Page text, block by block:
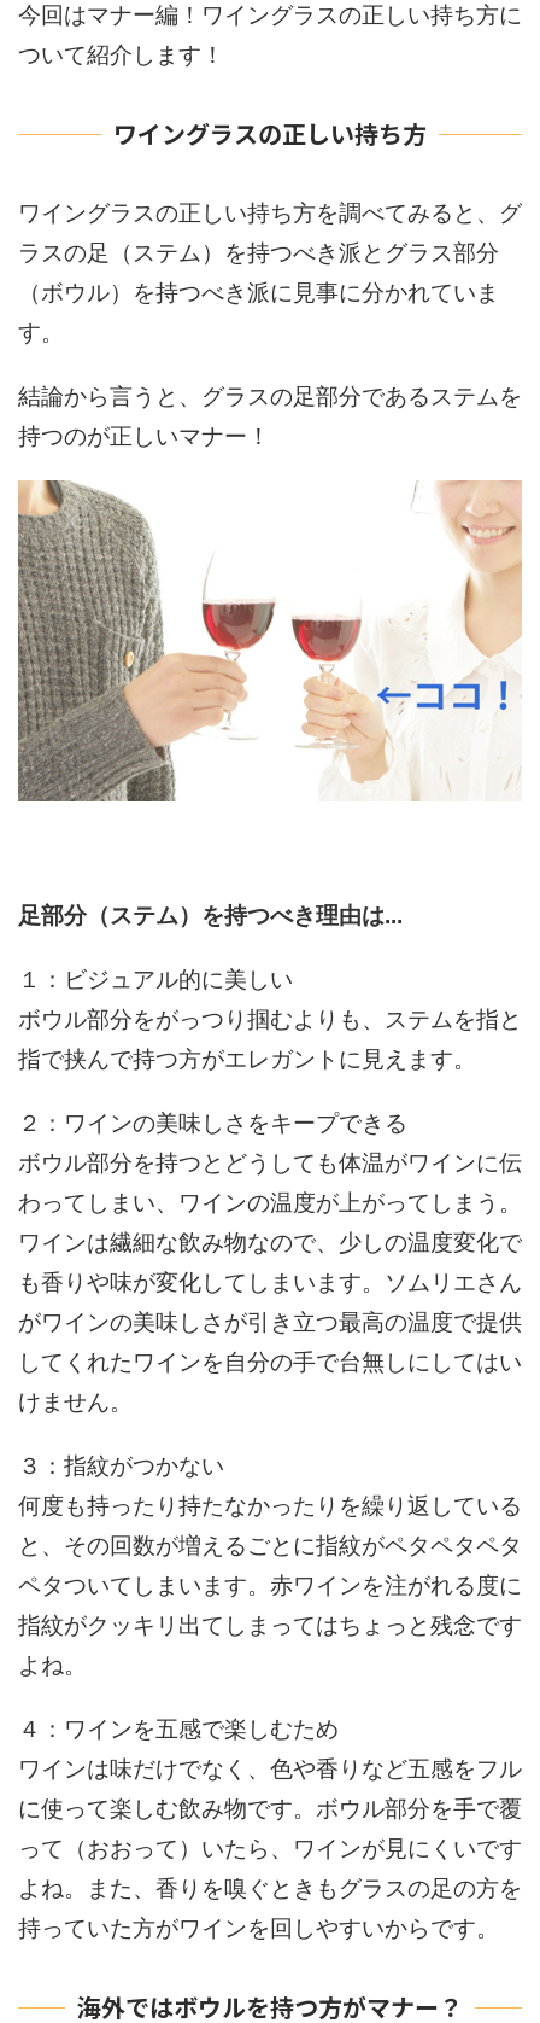
今回はマナー編！ワイングラスの正しい持ち方に
ついて紹介します！
ワイングラスの正しい持ち方
ワイングラスの正しい持ち方を調べてみると、グ
ラスの足（ステム）を持つべき派とグラス部分
（ボウル）を持つべき派に見事に分かれていま
す。
結論から言うと、グラスの足部分であるステムを
持つのが正しいマナー！
足部分（ステム）を持つべき理由は...
１：ビジュアル的に美しい
ボウル部分をがっつり掴むよりも、ステムを指と
指で挟んで持つ方がエレガントに見えます。
２：ワインの美味しさをキープできる
ボウル部分を持つとどうしても体温がワインに伝
わってしまい、ワインの温度が上がってしまう。
ワインは繊細な飲み物なので、少しの温度変化で
も香りや味が変化してしまいます。ソムリエさん
がワインの美味しさが引き立つ最高の温度で提供
してくれたワインを自分の手で台無しにしてはい
けません。
３：指紋がつかない
何度も持ったり持たなかったりを繰り返している
と、その回数が増えるごとに指紋がペタペタペタ
ペタついてしまいます。赤ワインを注がれる度に
指紋がクッキリ出てしまってはちょっと残念です
よね。
４：ワインを五感で楽しむため
ワインは味だけでなく、色や香りなど五感をフル
に使って楽しむ飲み物です。ボウル部分を手で覆
って（おおって）いたら、ワインが見にくいです
よね。また、香りを嗅ぐときもグラスの足の方を
持っていた方がワインを回しやすいからです。
海外ではボウルを持つ方がマナー？